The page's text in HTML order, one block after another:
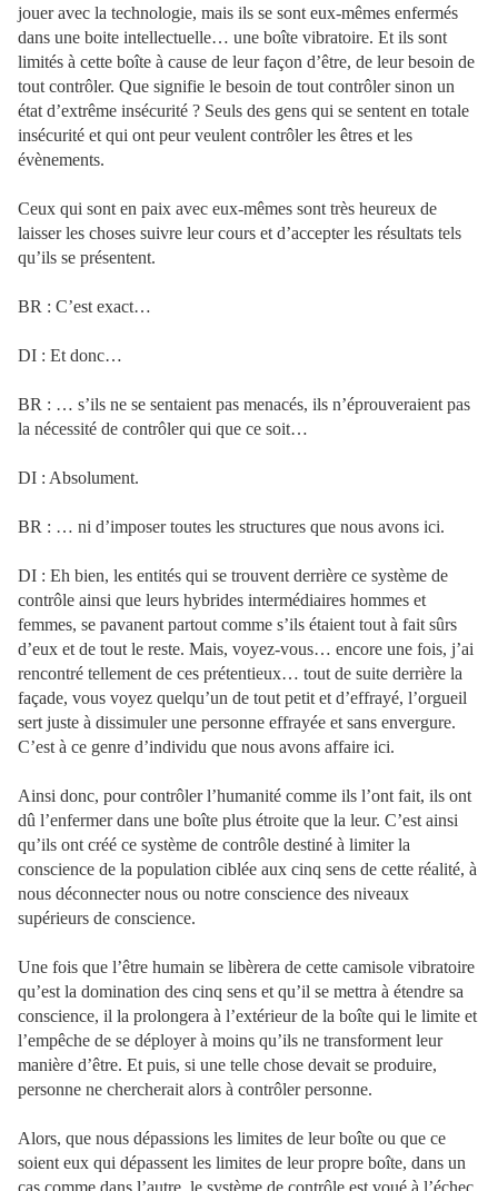
jouer avec la technologie, mais ils se sont eux-mêmes enfermés
dans une boite intellectuelle… une boîte vibratoire. Et ils sont
limités à cette boîte à cause de leur façon d’être, de leur besoin de
tout contrôler. Que signifie le besoin de tout contrôler sinon un
état d’extrême insécurité ? Seuls des gens qui se sentent en totale
insécurité et qui ont peur veulent contrôler les êtres et les
évènements.
Ceux qui sont en paix avec eux-mêmes sont très heureux de
laisser les choses suivre leur cours et d’accepter les résultats tels
qu’ils se présentent.
BR : C’est exact…
DI : Et donc…
BR : … s’ils ne se sentaient pas menacés, ils n’éprouveraient pas
la nécessité de contrôler qui que ce soit…
DI : Absolument.
BR : … ni d’imposer toutes les structures que nous avons ici.
DI : Eh bien, les entités qui se trouvent derrière ce système de
contrôle ainsi que leurs hybrides intermédiaires hommes et
femmes, se pavanent partout comme s’ils étaient tout à fait sûrs
d’eux et de tout le reste. Mais, voyez-vous… encore une fois, j’ai
rencontré tellement de ces prétentieux… tout de suite derrière la
façade, vous voyez quelqu’un de tout petit et d’effrayé, l’orgueil
sert juste à dissimuler une personne effrayée et sans envergure.
C’est à ce genre d’individu que nous avons affaire ici.
Ainsi donc, pour contrôler l’humanité comme ils l’ont fait, ils ont
dû l’enfermer dans une boîte plus étroite que la leur. C’est ainsi
qu’ils ont créé ce système de contrôle destiné à limiter la
conscience de la population ciblée aux cinq sens de cette réalité, à
nous déconnecter nous ou notre conscience des niveaux
supérieurs de conscience.
Une fois que l’être humain se libèrera de cette camisole vibratoire
qu’est la domination des cinq sens et qu’il se mettra à étendre sa
conscience, il la prolongera à l’extérieur de la boîte qui le limite et
l’empêche de se déployer à moins qu’ils ne transforment leur
manière d’être. Et puis, si une telle chose devait se produire,
personne ne chercherait alors à contrôler personne.
Alors, que nous dépassions les limites de leur boîte ou que ce
soient eux qui dépassent les limites de leur propre boîte, dans un